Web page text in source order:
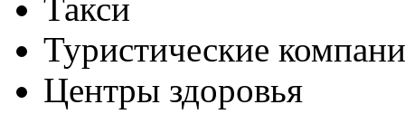
Такси
Туристические
Центры здоровья